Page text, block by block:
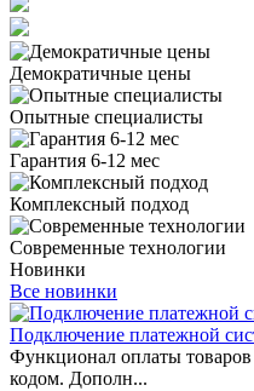
Демократичные цены
Опытные специалисты
Гарантия 6-12 мес
Комплексный подход
Современные технологии
Новинки
Все новинки
Подключение платежной
Функционал оплаты товаров
кодом. Дополн...